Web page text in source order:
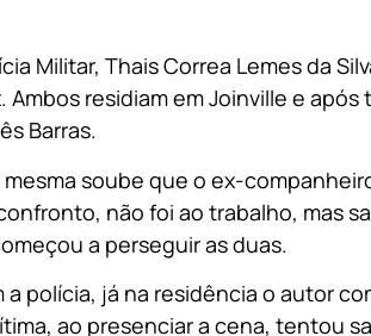
Militar, Thais Correa Lemes da
residiam em Joinville e
Barras.
soube que o ex-
não foi ao trabalho, mas
a perseguir as duas.
polícia, já na residência o autor
ao presenciar a cena, tentou